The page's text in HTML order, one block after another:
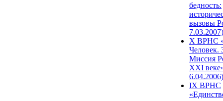
бедность:
вызовы
7.03.2007)
X ВРНС
Человек.
Миссия
XXI
6.04.2006)
IX ВРНС